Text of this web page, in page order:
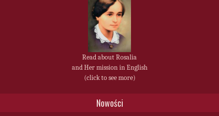
Read about Rosalia
and Her mission in English
(click to see more)
Nowości